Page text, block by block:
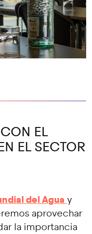
EL
EL SECTOR
del Agua y
aprovechar
la importancia